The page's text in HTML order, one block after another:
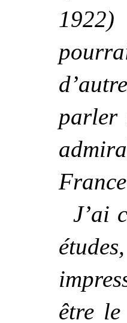
parler
J’ai
être